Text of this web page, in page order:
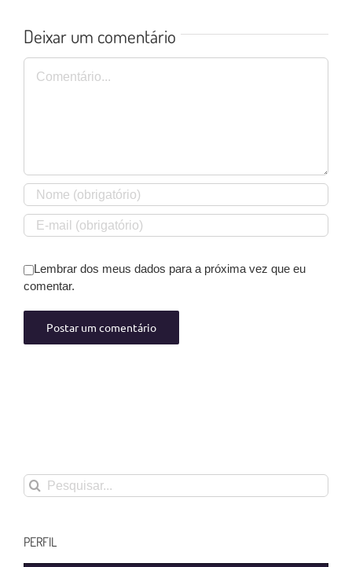
Deixar um comentário
Comentário
Lembrar dos meus dados para a próxima vez que eu
comentar.
Buscar
resultados
PERFIL